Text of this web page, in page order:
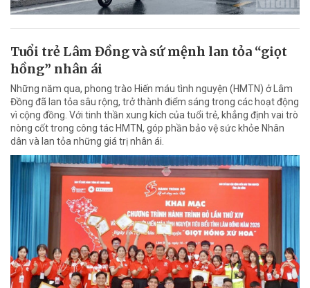
Tuổi trẻ Lâm Đồng và sứ mệnh lan tỏa “giọt
hồng” nhân ái
Những năm qua, phong trào Hiến máu tình nguyện (HMTN) ở Lâm
Đồng đã lan tỏa sâu rộng, trở thành điểm sáng trong các hoạt động
vì cộng đồng. Với tinh thần xung kích của tuổi trẻ, khẳng định vai trò
nòng cốt trong công tác HMTN, góp phần bảo vệ sức khỏe Nhân
dân và lan tỏa những giá trị nhân ái.